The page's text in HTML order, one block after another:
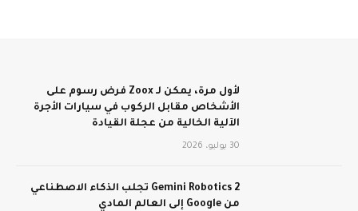
لأول مرة، يمكن لـ Zoox فرض رسوم على
الأشخاص مقابل الركوب في سيارات الأجرة
الآلية الخالية من عجلة القيادة
30 يوليو، 2026
Gemini Robotics 2 تجلب الذكاء الاصطناعي
من Google إلى العالم المادي